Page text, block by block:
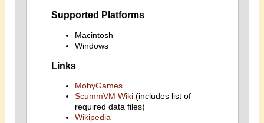
Supported Platforms
Macintosh
Windows
Links
MobyGames
ScummVM Wiki(includes list of
required data files)
Wikipedia